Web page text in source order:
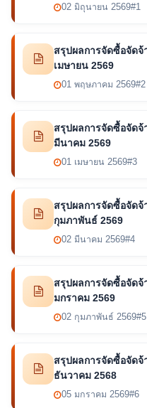
02 มิถุนายน 2569#1
สรุปผลการจัดซื้อจัดจ้
เมษายน 2569
01 พฤษภาคม 2569#2
สรุปผลการจัดซื้อจัดจ้
มีนาคม 2569
01 เมษายน 2569#3
สรุปผลการจัดซื้อจัดจ้
กุมภาพันธ์ 2569
02 มีนาคม 2569#4
สรุปผลการจัดซื้อจัดจ้
มกราคม 2569
02 กุมภาพันธ์ 2569#5
สรุปผลการจัดซื้อจัดจ้
ธันวาคม 2568
05 มกราคม 2569#6